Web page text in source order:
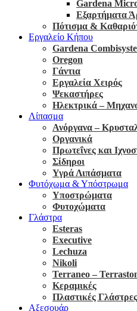
Gardena
Εξαρτήματα
Πότισμα &
Εργαλείο Κήπου
Gardena
Oregon
Γάντια
Εργαλεία Χειρός
Ψεκαστήρες
Ηλεκτρικά –
Λίπασμα
Ανόργανα –
Οργανικά
Πρωτεΐνες και
Σίδηροι
Υγρά Λιπάσματα
Φυτόχωμα & Υπόστρωμα
Υποστρώματα
Φυτοχώματα
Γλάστρα
Esteras
Executive
Lechuza
Nikoli
Terraneo –
Κεραμικές
Πλαστικές Γλάστρες
Αξεσουάρ